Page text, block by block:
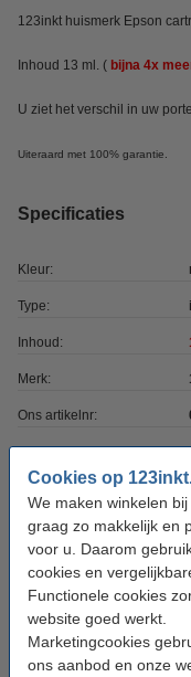
Cookies op
We maken winkelen
graag zo makkelijk en
voor u. Daarom
cookies en
Functionele cookies
website goed werkt.
Marketingcookies
ons aanbod en onze
123inkt huismerk Epson
Inhoud 13 ml. ( bijna 4x
U ziet het verschil in uw
Uiteraard met 100% garantie.
Specificaties
Kleur:
Type:
Inhoud:
Merk:
Ons artikelnr:
Nummer:
Tip: complete set
Epson
kleuren)
€ 56,50
Tip
Wij adviseren u deze